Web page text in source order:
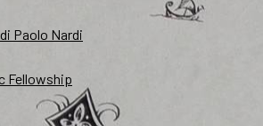
Paolo Nardi
Fellowship